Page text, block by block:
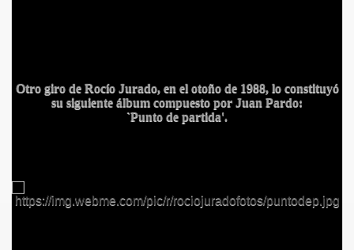
Otro giro de Rocío Jurado, en el otoño de 1988, lo constituyó
su siguiente álbum compuesto por Juan Pardo:
`Punto de partida'.